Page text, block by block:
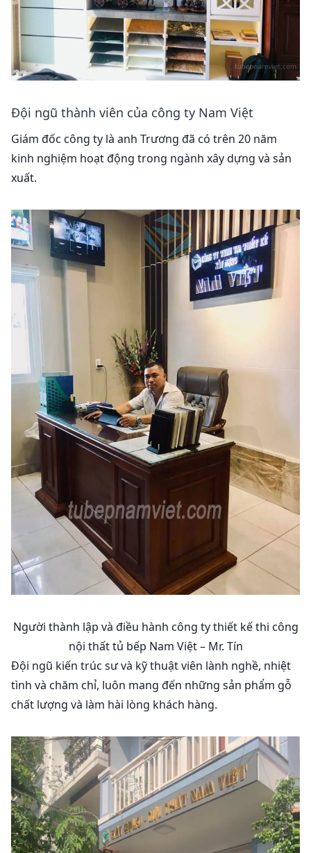
Đội ngũ thành viên của công ty Nam Việt
Giám đốc công ty là anh Trương đã có trên 20 năm
kinh nghiệm hoạt động trong ngành xây dựng và sản
xuất.
Người thành lập và điều hành công ty thiết kế thi công
nội thất tủ bếp Nam Việt – Mr. Tín
Đội ngũ kiến trúc sư và kỹ thuật viên lành nghề, nhiệt
tình và chăm chỉ, luôn mang đến những sản phẩm gỗ
chất lượng và làm hài lòng khách hàng.